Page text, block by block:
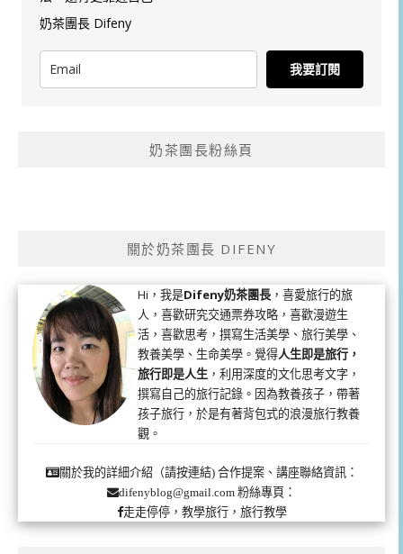
奶茶團長 Difeny
我要訂閱
奶茶團長粉絲頁
關於奶茶團長 DIFENY
Hi，我是Difeny奶茶團長 ，喜愛旅行的旅
人，喜歡研究交通票券攻略，喜歡漫遊生
活，喜歡思考，撰寫生活美學、旅行美學、
教養美學、生命美學。覺得人生即是旅行，
旅行即是人生 ，利用深度的文化思考文字，
撰寫自己的旅行記錄。因為教養孩子，帶著
孩子旅行，於是有著背包式的浪漫旅行教養
觀。
關於我的詳細介紹（請按連結)合作提案、講座聯絡資訊：
difenyblog@gmail.com 粉絲專頁：
走走停停，教學旅行，旅行教學